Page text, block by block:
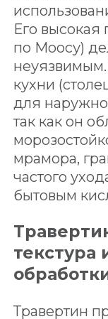
Его высокая
по Моосу)
кухни
для
так как он
мрамора,
частого
бытовым
текстура
Травертин